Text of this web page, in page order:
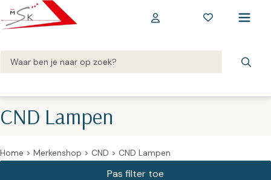
CND Lampen
Home > Merkenshop > CND > CND Lampen